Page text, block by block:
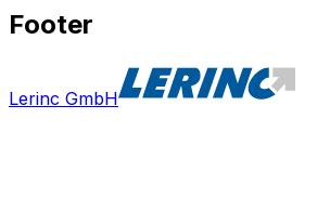
Footer
Lerinc GmbH